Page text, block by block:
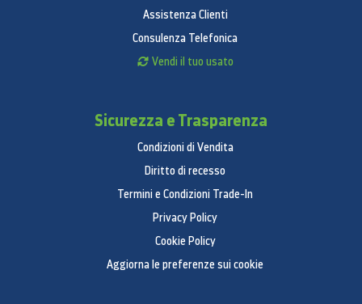
Assistenza Clienti
Consulenza Telefonica
Vendi il tuo usato
Sicurezza e Trasparenza
Condizioni di Vendita
Diritto di recesso
Termini e Condizioni Trade-In
Privacy Policy
Cookie Policy
Aggiorna le preferenze sui cookie